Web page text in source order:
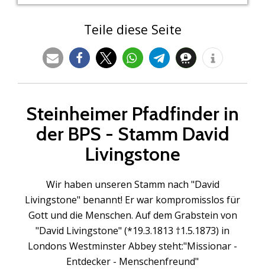
Teile diese Seite
Steinheimer Pfadfinder in
der BPS - Stamm David
Livingstone
Wir haben unseren Stamm nach "David
Livingstone" benannt! Er war kompromisslos für
Gott und die Menschen. Auf dem Grabstein von
"David Livingstone" (*19.3.1813 †1.5.1873) in
Londons Westminster Abbey steht:"Missionar -
Entdecker - Menschenfreund"